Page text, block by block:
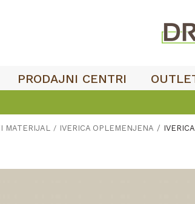
PRODAJNI CENTRI
MATERIJAL IVERICA OPLEMENJENA